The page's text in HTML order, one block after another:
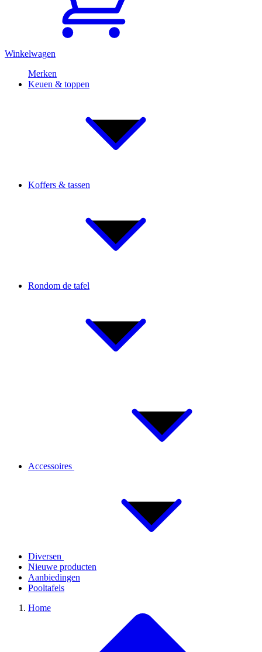
Winkelwagen
Merken
Keuen & toppen
Koffers & tassen
Rondom de tafel
Accessoires
Diversen
Nieuwe producten
Aanbiedingen
Pooltafels
Home